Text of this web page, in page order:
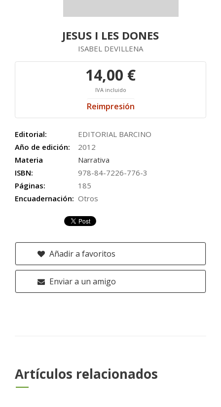
JESUS I LES DONES
ISABEL DEVILLENA
14,00 €
IVA incluido
Reimpresión
Editorial:
EDITORIAL BARCINO
Año de edición:
2012
Materia
Narrativa
ISBN:
978-84-7226-776-3
Páginas:
185
Encuadernación: Otros
Añadir a favoritos
Enviar a un amigo
Artículos relacionados